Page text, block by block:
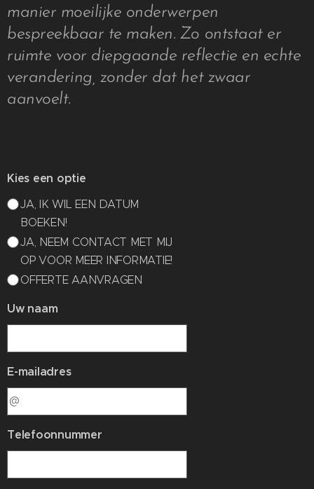
manier moeilijke onderwerpen
bespreekbaar te maken. Zo ontstaat er
ruimte voor diepgaande reflectie en echte
verandering, zonder dat het zwaar
aanvoelt.
Kies een optie
JA, IK WIL EEN DATUM
BOEKEN!
JA, NEEM CONTACT MET MIJ
OP VOOR MEER INFORMATIE!
OFFERTE AANVRAGEN
Uw naam
E-mailadres
Telefoonnummer